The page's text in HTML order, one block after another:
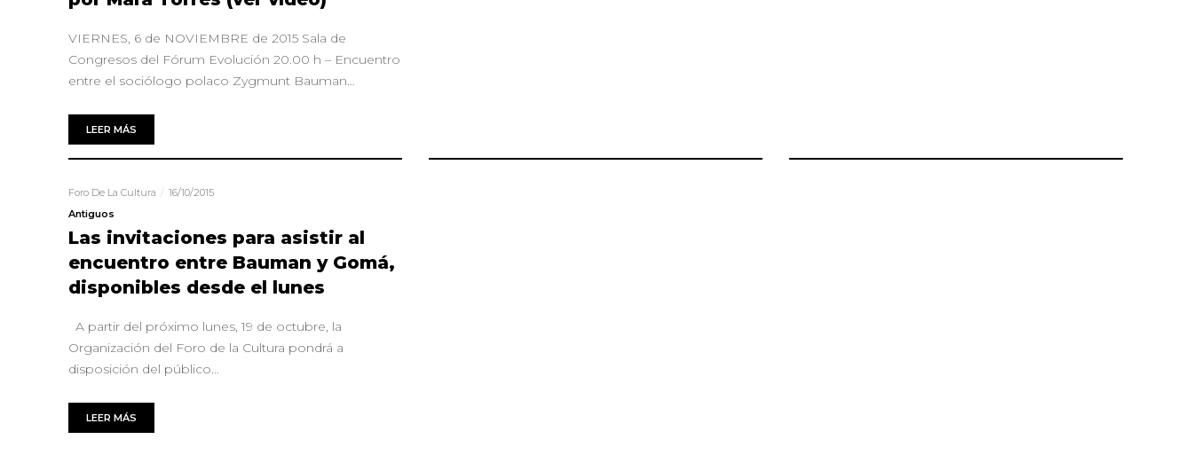
VIERNES, 6 de NOVIEMBRE de 2015 Sala de
Congresos del Fórum Evolución 20.00 h – Encuentro
entre el sociólogo polaco Zygmunt Bauman…
LEER MÁS
Foro De La Cultura
16/10/2015
Antiguos
Las invitaciones para asistir al
encuentro entre Bauman y Gomá,
disponibles desde el lunes
A partir del próximo lunes, 19 de octubre, la
Organización del Foro de la Cultura pondrá a
disposición del público…
LEER MÁS